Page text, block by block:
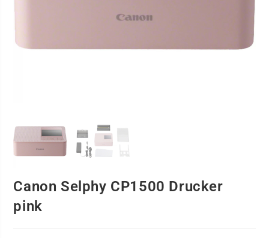
Canon Selphy CP1500 Drucker
pink